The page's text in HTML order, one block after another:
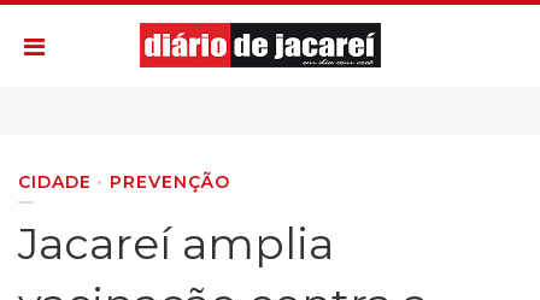
CIDADE PREVENÇÃO
​Jacareí amplia